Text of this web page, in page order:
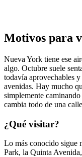
Motivos para
Nueva York tiene ese
algo. Octubre suele
todavía aprovechables
avenidas. Hay mucho
simplemente
cambia todo de una
¿Qué visitar?
Lo más conocido sigue
Park, la Quinta